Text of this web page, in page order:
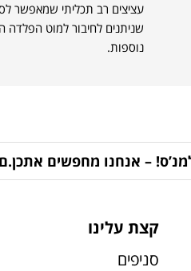
עציצים רב תכליתי שמאפשר
שניתנים לחיבור למוט הפלדה
נוספות.
– אנחנו מחפשים
קצת עלינו
סניפים